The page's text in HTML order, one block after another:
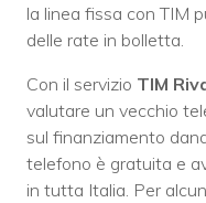
la linea fissa con TIM
delle rate in bolletta.
Con il servizio TIM
valutare un vecchio
sul finanziamento
telefono è gratuita e
in tutta Italia. Per